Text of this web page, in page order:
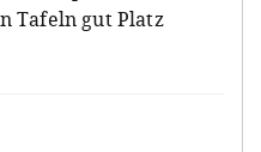
Tafeln gut Platz